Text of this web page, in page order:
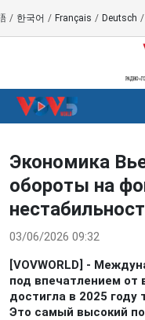
/ 한국어 / Français / Deutsch /
Экономика
обороты на
03/06/2026 09:32
[VOVWORLD] -
под впечатлением от
достигла в 2025 году
Это самый высокий